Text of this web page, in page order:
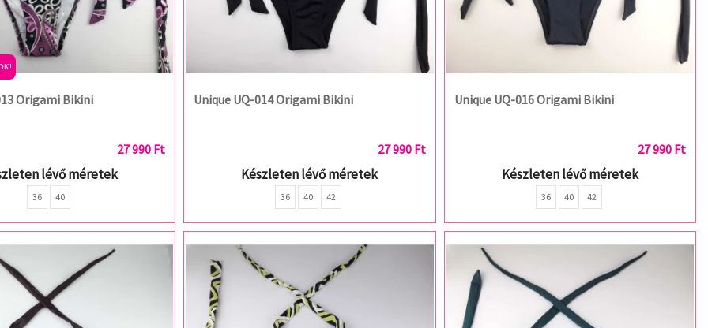
Origami Bikini
27 990 Ft
lévő méretek
36 40
Unique UQ-014 Origami Bikini
27 990 Ft
Készleten lévő méretek
36 40 42
Unique UQ-016 Origami Bikini
27 990 Ft
Készleten lévő méretek
36 40 42